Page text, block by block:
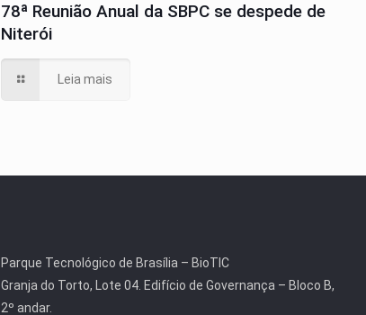
78ª Reunião Anual da SBPC se despede de
Niterói
Leia mais
Parque Tecnológico de Brasília – BioTIC
Granja do Torto, Lote 04. Edifício de Governança – Bloco B,
2º andar.